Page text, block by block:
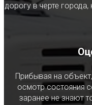
дорогу в черте
Прибывая на
осмотр состояния
заранее не знают